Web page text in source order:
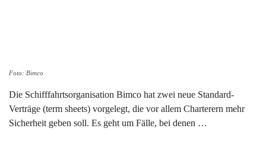
Foto: Bimco
Die Schifffahrtsorganisation Bimco hat zwei neue Standard-
Verträge (term sheets) vorgelegt, die vor allem Charterern mehr
Sicherheit geben soll. Es geht um Fälle, bei denen …